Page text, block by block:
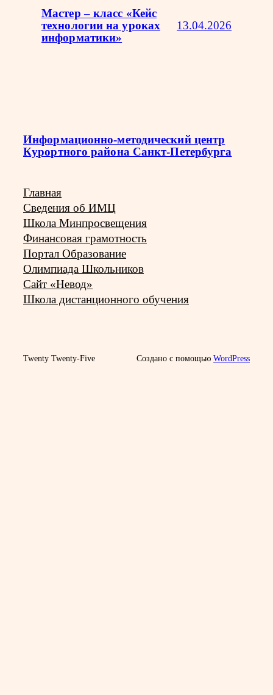
Мастер – класс «Кейс
технологии на уроках
информатики»
13.04.2026
Информационно-методический центр
Курортного района Санкт-Петербурга
Главная
Сведения об ИМЦ
Школа Минпросвещения
Финансовая грамотность
Портал Образование
Олимпиада Школьников
Сайт «Невод»
Школа дистанционного обучения
Twenty Twenty-Five Создано с помощью WordPress